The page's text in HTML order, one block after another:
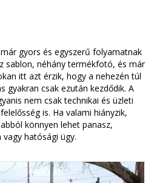
gyors és egyszerű folyamatnak
sablon, néhány termékfotó, és már
itt azt érzik, hogy a nehezén túl
gyakran csak ezután kezdődik. A
nem csak technikai és üzleti
is. Ha valami hiányzik,
könnyen lehet panasz,
hatósági ügy.